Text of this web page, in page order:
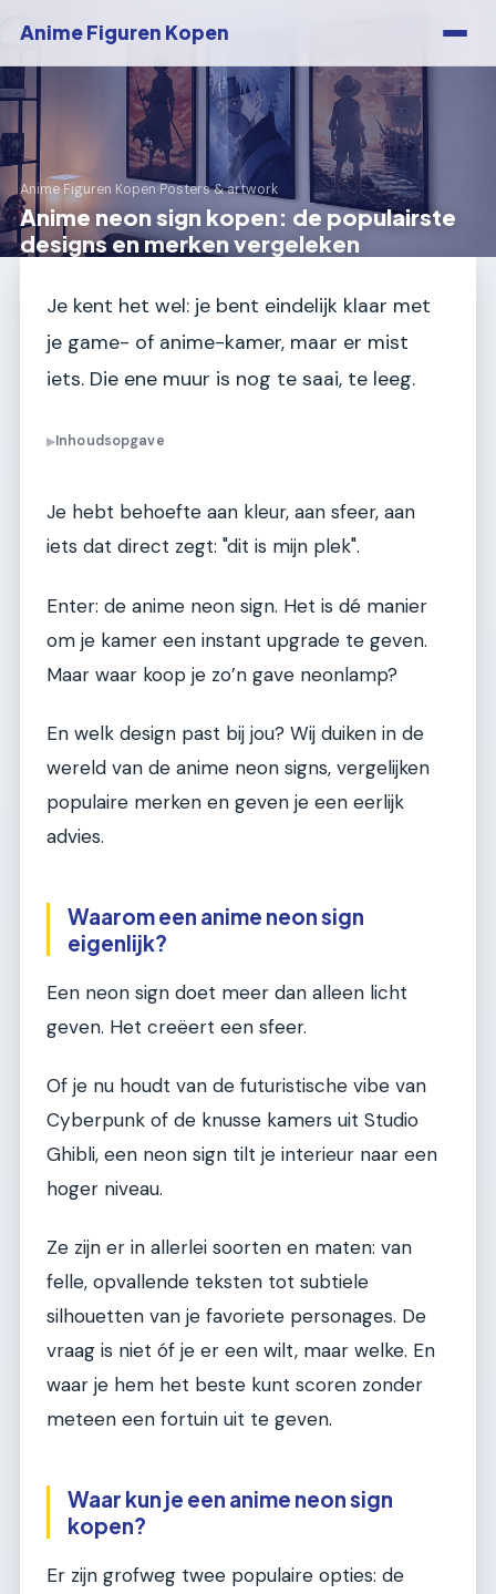
Anime Figuren Kopen
Anime Figuren Kopen›Posters & artwork
Anime neon sign kopen: de populairste
designs en merken vergeleken
Je kent het wel: je bent eindelijk klaar met
je game- of anime-kamer, maar er mist
iets. Die ene muur is nog te saai, te leeg.
▶Inhoudsopgave
Je hebt behoefte aan kleur, aan sfeer, aan
iets dat direct zegt: "dit is mijn plek".
Enter: de anime neon sign. Het is dé manier
om je kamer een instant upgrade te geven.
Maar waar koop je zo’n gave neonlamp?
En welk design past bij jou? Wij duiken in de
wereld van de anime neon signs, vergelijken
populaire merken en geven je een eerlijk
advies.
Waarom een anime neon sign
eigenlijk?
Een neon sign doet meer dan alleen licht
geven. Het creëert een sfeer.
Of je nu houdt van de futuristische vibe van
Cyberpunk of de knusse kamers uit Studio
Ghibli, een neon sign tilt je interieur naar een
hoger niveau.
Ze zijn er in allerlei soorten en maten: van
felle, opvallende teksten tot subtiele
silhouetten van je favoriete personages. De
vraag is niet óf je er een wilt, maar welke. En
waar je hem het beste kunt scoren zonder
meteen een fortuin uit te geven.
Waar kun je een anime neon sign
kopen?
Er zijn grofweg twee populaire opties: de